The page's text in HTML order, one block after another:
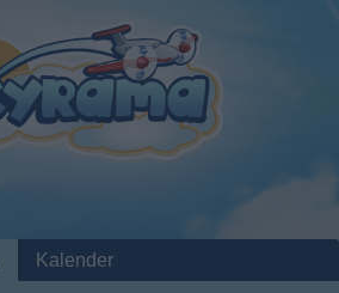
Kalender